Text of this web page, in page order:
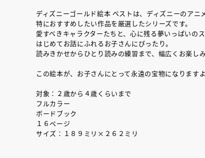
ディズニーゴールド絵本 ベストは、ディズニーのアニ
特におすすめしたい作品を厳選したシリーズです。
愛すべきキャラクターたちと、心に残る夢いっぱいのス
はじめてお話にふれるお子さんにぴったり。
読みきかせからひとり読みの練習まで、幅広くお楽しみ
この絵本が、お子さんにとって永遠の宝物になりますよ
対象：２歳から４歳くらいまで
フルカラー
ボードブック
１６ページ
サイズ：１８９ミリ×２６２ミリ
『NO.６再
イト ＃４
2025.02.17